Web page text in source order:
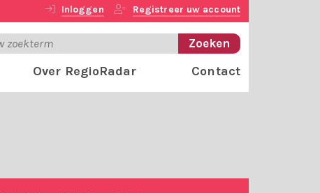
Inloggen Registreer uw account
Over RegioRadar Contact